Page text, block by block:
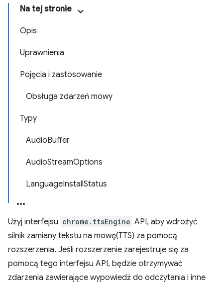
Na tej stronie
Opis
Uprawnienia
Pojęcia i zastosowanie
Obsługa zdarzeń mowy
Typy
AudioBuffer
AudioStreamOptions
LanguageInstallStatus
Użyj interfejsu chrome.ttsEngine API, aby wdrożyć
silnik zamiany tekstu na mowę(TTS) za pomocą
rozszerzenia. Jeśli rozszerzenie zarejestruje się za
pomocą tego interfejsu API, będzie otrzymywać
zdarzenia zawierające wypowiedź do odczytania i inne